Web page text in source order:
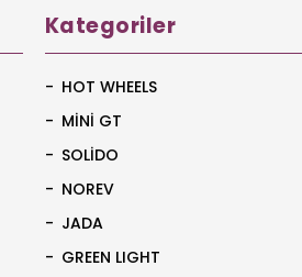
Kategoriler
HOT WHEELS
MİNİ GT
SOLİDO
NOREV
JADA
GREEN LIGHT